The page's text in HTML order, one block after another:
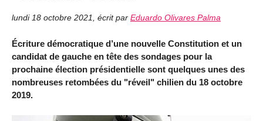
lundi 18 octobre 2021, écrit par Eduardo Olivares Palma
Écriture démocratique d’une nouvelle Constitution et un
candidat de gauche en tête des sondages pour la
prochaine élection présidentielle sont quelques unes des
nombreuses retombées du "réveil" chilien du 18 octobre
2019.